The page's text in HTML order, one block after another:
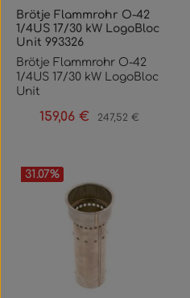
Brötje Flammrohr O-42
1/4US 17/30 kW LogoBloc
Unit 993326
Brötje Flammrohr O-42
1/4US 17/30 kW LogoBloc
Unit
Verkaufspreis:
159,06 € Regulärer Preis:
247,52 €
31.07%